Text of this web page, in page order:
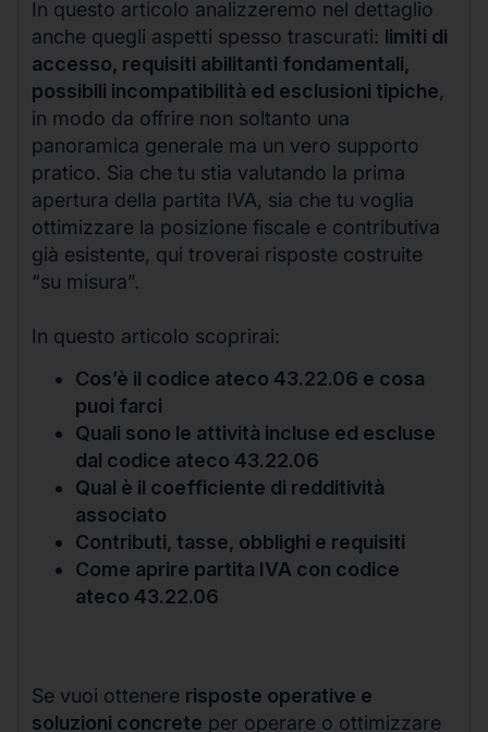
In questo articolo analizzeremo nel dettaglio
anche quegli aspetti spesso trascurati: limiti di
accesso, requisiti abilitanti fondamentali,
possibili incompatibilità ed esclusioni tipiche,
in modo da offrire non soltanto una
panoramica generale ma un vero supporto
pratico. Sia che tu stia valutando la prima
apertura della partita IVA, sia che tu voglia
ottimizzare la posizione fiscale e contributiva
già esistente, qui troverai risposte costruite
“su misura”.
In questo articolo scoprirai:
Cos’è il codice ateco 43.22.06 e cosa
puoi farci
Quali sono le attività incluse ed escluse
dal codice ateco 43.22.06
Qual è il coefficiente di redditività
associato
Contributi, tasse, obblighi e requisiti
Come aprire partita IVA con codice
ateco 43.22.06
Se vuoi ottenere risposte operative e
soluzioni concrete per operare o ottimizzare